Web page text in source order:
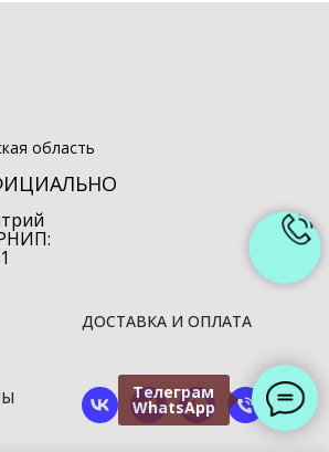
Телеграм
WhatsApp
область
ДОСТАВКА И ОПЛАТА